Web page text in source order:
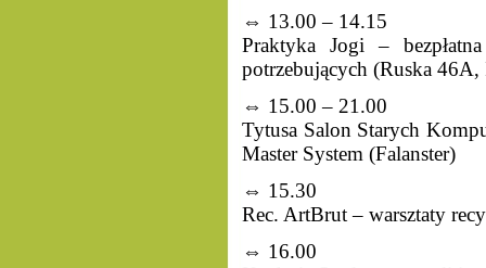
⇔ 13.00 – 14.15
Praktyka Jogi –
potrzebujących (Ruska
⇔ 15.00 – 21.00
Tytusa Salon Starych
Master System (Falanster)
⇔ 15.30
Rec. ArtBrut – warsztaty
⇔ 16.00